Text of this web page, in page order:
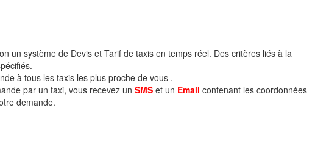
un système de Devis et Tarif de taxis en temps réel. Des critères liés à la
à tous les taxis les plus proche de vous .
par un taxi, vous recevez un SMS et un Email contenant les coordonnées
demande.